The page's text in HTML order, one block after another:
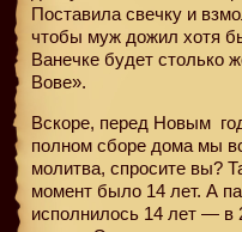
Поставила свечку и
чтобы муж дожил хотя
Ванечке будет столько
Вове».
Вскоре, перед Новым
полном сборе дома мы
молитва, спросите вы?
момент было 14 лет. А
исполнилось 14 лет — в